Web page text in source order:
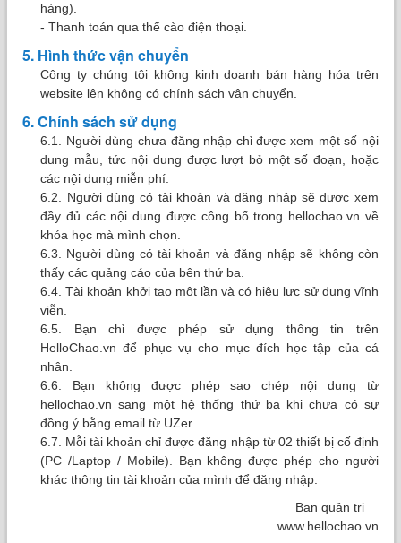
hàng).
- Thanh toán qua thể cào điện thoại.
5. Hình thức vận chuyển
Công ty chúng tôi không kinh doanh bán hàng hóa trên
website lên không có chính sách vận chuyển.
6. Chính sách sử dụng
6.1. Người dùng chưa đăng nhập chỉ được xem một số nội
dung mẫu, tức nội dung được lượt bỏ một số đoạn, hoặc
các nội dung miễn phí.
6.2. Người dùng có tài khoản và đăng nhập sẽ được xem
đầy đủ các nội dung được công bố trong hellochao.vn về
khóa học mà mình chọn.
6.3. Người dùng có tài khoản và đăng nhập sẽ không còn
thấy các quảng cáo của bên thứ ba.
6.4. Tài khoản khởi tạo một lần và có hiệu lực sử dụng vĩnh
viễn.
6.5. Bạn chỉ được phép sử dụng thông tin trên
HelloChao.vn để phục vụ cho mục đích học tập của cá
nhân.
6.6. Bạn không được phép sao chép nội dung từ
hellochao.vn sang một hệ thống thứ ba khi chưa có sự
đồng ý bằng email từ UZer.
6.7. Mỗi tài khoản chỉ được đăng nhập từ 02 thiết bị cố định
(PC /Laptop / Mobile). Bạn không được phép cho người
khác thông tin tài khoản của mình để đăng nhập.
Ban quản trị
www.hellochao.vn